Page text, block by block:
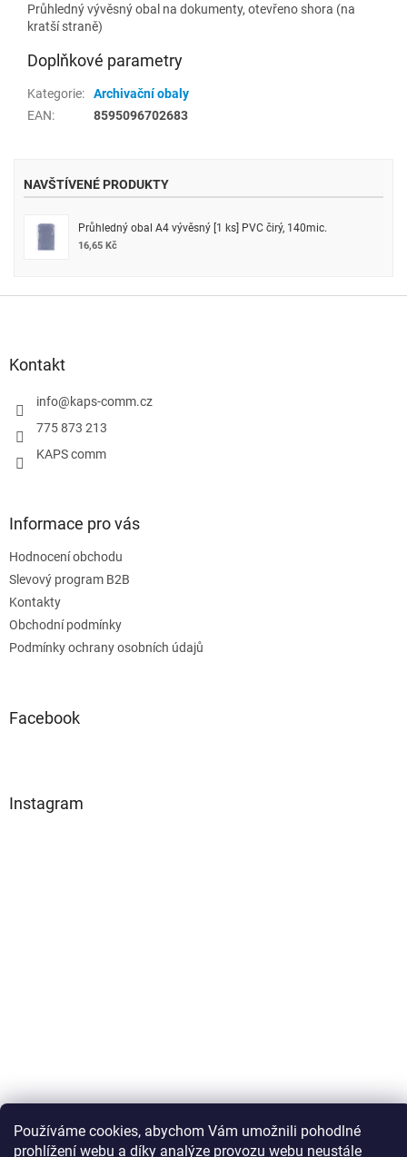
Používáme cookies, abychom Vám umožnili pohodlné
prohlížení webu a díky analýze provozu webu neustále
Průhledný vývěsný obal na dokumenty, otevřeno shora (na
kratší straně)
Doplňkové parametry
Kategorie:
Archivační obaly
EAN: 8595096702683
NAVŠTÍVENÉ PRODUKTY
Průhledný obal A4 vývěsný [1 ks] PVC čirý, 140mic.
16,65 Kč
Kontakt
info@kaps-comm.cz
775 873 213
KAPS comm
Informace pro vás
Hodnocení obchodu
Slevový program B2B
Kontakty
Obchodní podmínky
Podmínky ochrany osobních údajů
Facebook
Instagram
Sledovat na Instagramu